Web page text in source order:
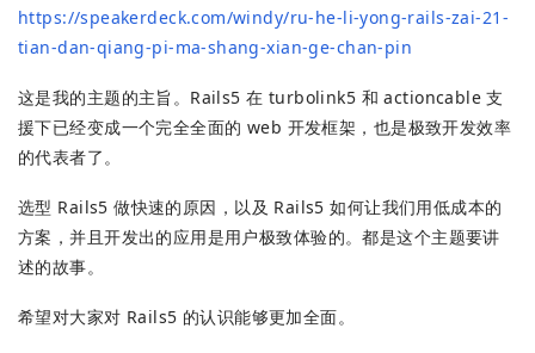
https://speakerdeck.com/windy/ru-he-li-yong-rails-zai-21-
tian-dan-qiang-pi-ma-shang-xian-ge-chan-pin
这是我的主题的主旨。Rails5 在 turbolink5 和 actioncable 支
援下已经变成一个完全全面的 web 开发框架，也是极致开发效率
的代表者了。
选型 Rails5 做快速的原因，以及 Rails5 如何让我们用低成本的
方案，并且开发出的应用是用户极致体验的。都是这个主题要讲
述的故事。
希望对大家对 Rails5 的认识能够更加全面。